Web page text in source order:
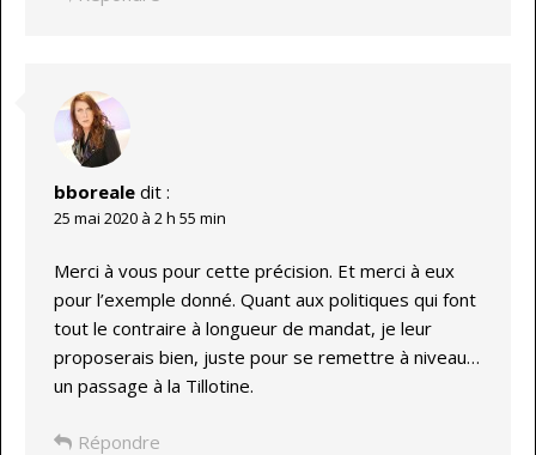
bboreale dit :
25 mai 2020 à 2 h 55 min
Merci à vous pour cette précision. Et merci à eux
pour l’exemple donné. Quant aux politiques qui font
tout le contraire à longueur de mandat, je leur
proposerais bien, juste pour se remettre à niveau…
un passage à la Tillotine.
Répondre